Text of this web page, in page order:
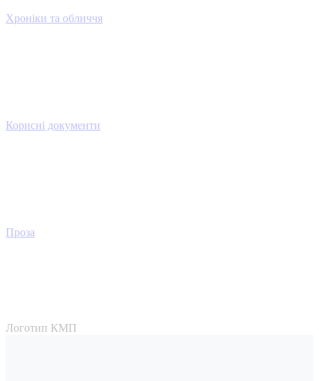
Хроніки та обличчя
Корисні документи
Проза
Логотип КМП